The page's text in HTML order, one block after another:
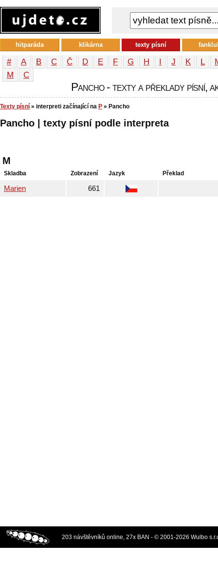
# A B C Č D E F G H I J K L
М
С
Pancho - texty a překlady písní,
Texty písní » interpreti začínající na P » Pancho
Pancho | texty písní podle interpreta
M
Skladba Zobrazení Jazyk Překlad
Marien 661
hitparáda klikárna texty písní
203 návštěvníků online, 27x BAN - © 2001-2026 Wulbo